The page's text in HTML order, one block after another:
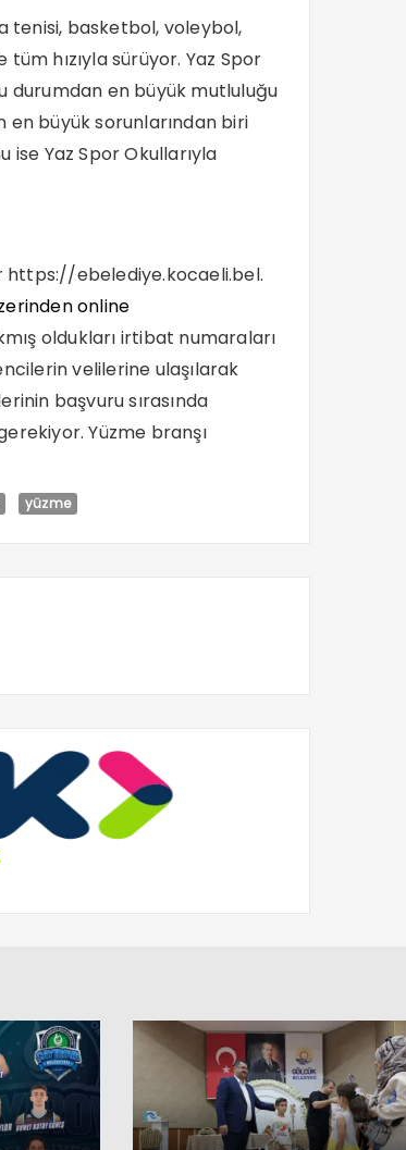
tenisi, basketbol, voleybol,
hızıyla sürüyor. Yaz Spor
durumdan en büyük mutluluğu
en büyük sorunlarından biri
ise Yaz Spor Okullarıyla
https://ebelediye.kocaeli.bel.
online
oldukları irtibat numaraları
velilerine ulaşılarak
başvuru sırasında
Yüzme branşı
yüzme